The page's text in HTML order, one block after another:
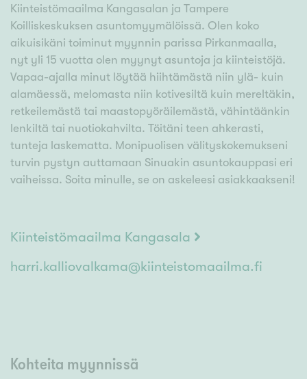
Kiinteistömaailma Kangasalan ja Tampere
Koilliskeskuksen asuntomyymälöissä. Olen koko
aikuisikäni toiminut myynnin parissa Pirkanmaalla,
nyt yli 15 vuotta olen myynyt asuntoja ja kiinteistöjä.
Vapaa-ajalla minut löytää hiihtämästä niin ylä- kuin
alamäessä, melomasta niin kotivesiltä kuin mereltäkin,
retkeilemästä tai maastopyöräilemästä, vähintäänkin
lenkiltä tai nuotiokahvilta. Töitäni teen ahkerasti,
tunteja laskematta. Monipuolisen välityskokemukseni
turvin pystyn auttamaan Sinuakin asuntokauppasi eri
vaiheissa. Soita minulle, se on askeleesi asiakkaakseni!
Kiinteistömaailma Kangasala
harri.kalliovalkama@kiinteistomaailma.fi
Kohteita myynnissä